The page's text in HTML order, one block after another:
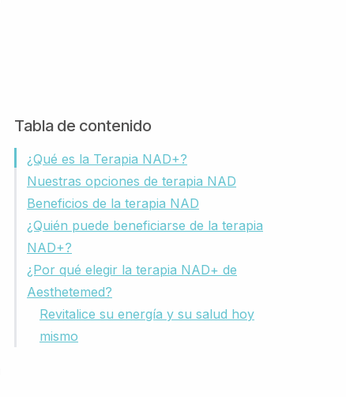
Tabla de contenido
¿Qué es la Terapia NAD+?
Nuestras opciones de terapia NAD
Beneficios de la terapia NAD
¿Quién puede beneficiarse de la terapia
NAD+?
¿Por qué elegir la terapia NAD+ de
Aesthetemed?
Revitalice su energía y su salud hoy
mismo